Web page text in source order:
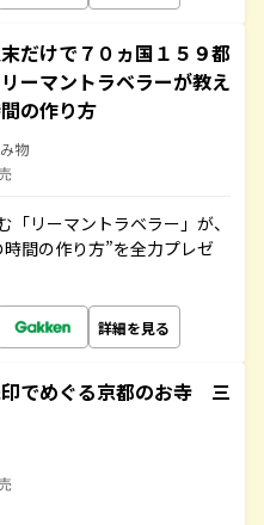
だけで７０ヵ国１５９都
ーマントラベラーが教え
の作り方
物
リーマントラベラー」が、
間の作り方”を全力プレゼ
詳細を見る
でめぐる京都のお寺 三